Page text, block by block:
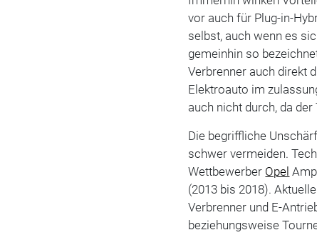
vor auch für Plug-in-
selbst, auch wenn es
gemeinhin so
Verbrenner auch direkt
Elektroauto im
auch nicht durch, da
Die begriffliche
schwer vermeiden.
Wettbewerber Opel
(2013 bis 2018).
Verbrenner und E-
beziehungsweise